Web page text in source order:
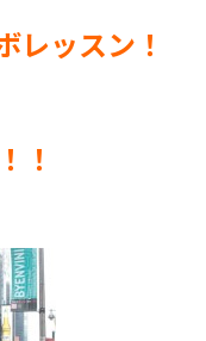
ッスン！
！